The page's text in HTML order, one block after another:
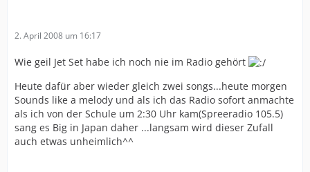
2. April 2008 um 16:17
Wie geil Jet Set habe ich noch nie im Radio gehört
Heute dafür aber wieder gleich zwei songs...heute morgen
Sounds like a melody und als ich das Radio sofort anmachte
als ich von der Schule um 2:30 Uhr kam(Spreeradio 105.5)
sang es Big in Japan daher ...langsam wird dieser Zufall
auch etwas unheimlich^^